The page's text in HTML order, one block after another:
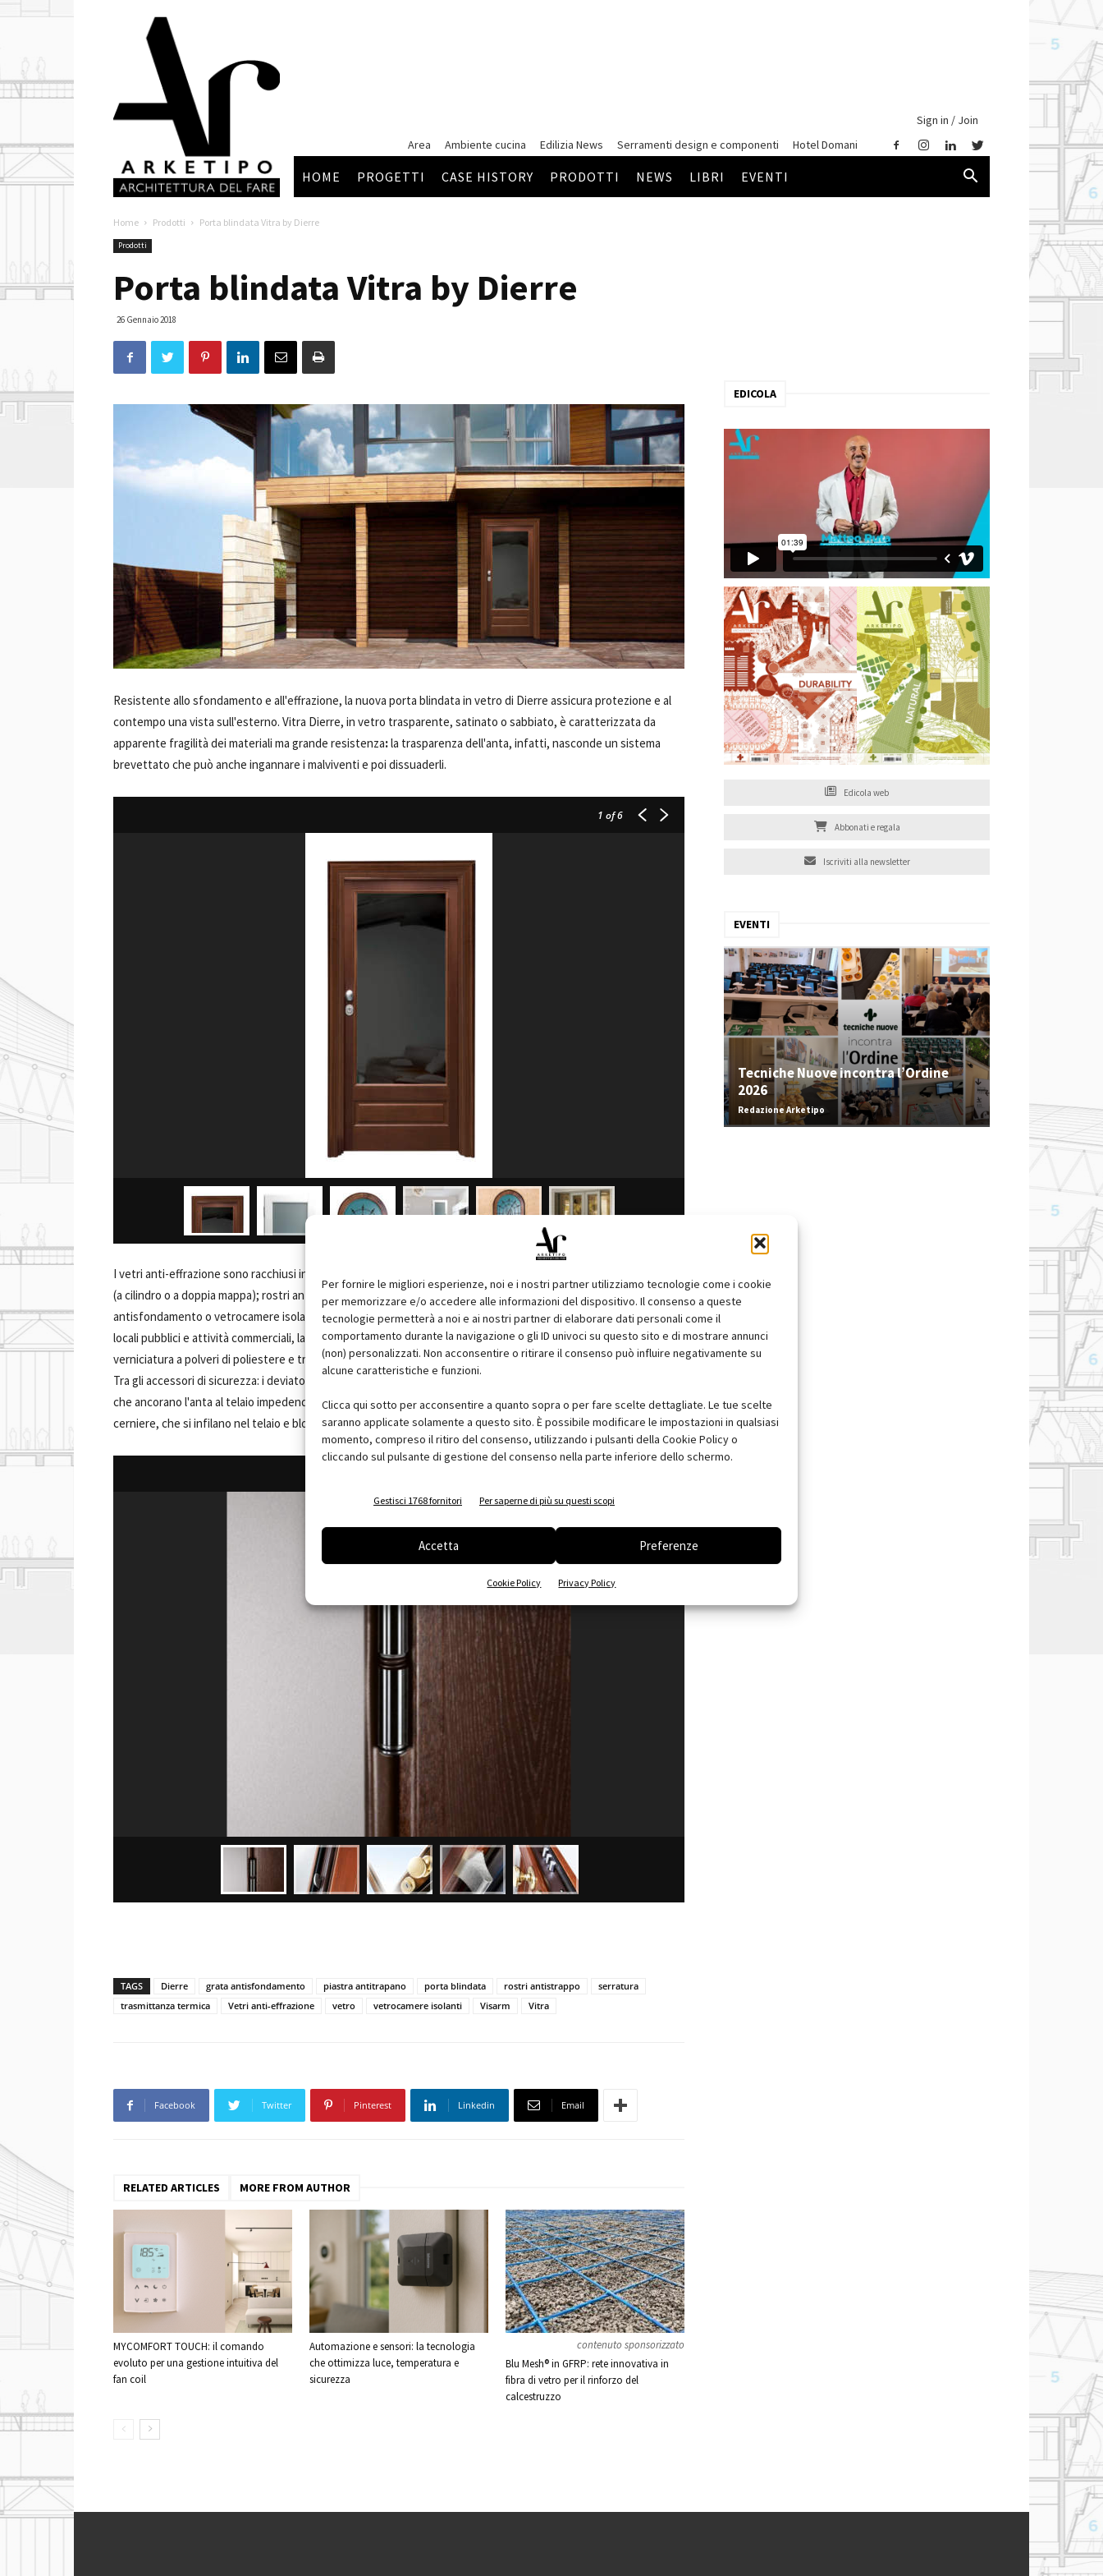
Per fornire le migliori esperienze, noi e i nostri partner utilizziamo tecnologie come i cookie
per memorizzare e/o accedere alle informazioni del dispositivo. Il consenso a queste
tecnologie permetterà a noi e ai nostri partner di elaborare dati personali come il
comportamento durante la navigazione o gli ID univoci su questo sito e di mostrare annunci
(non) personalizzati. Non acconsentire o ritirare il consenso può influire negativamente su
alcune caratteristiche e funzioni.
Clicca qui sotto per acconsentire a quanto sopra o per fare scelte dettagliate. Le tue scelte
saranno applicate solamente a questo sito. È possibile modificare le impostazioni in qualsiasi
momento, compreso il ritiro del consenso, utilizzando i pulsanti della Cookie Policy o
cliccando sul pulsante di gestione del consenso nella parte inferiore dello schermo.
Gestisci 1768 fornitori Per saperne di più su questi scopi
Accetta Preferenze
Cookie Policy Privacy Policy
Arketipo
Sign in / Join
Area
Ambiente cucina Edilizia News Serramenti design e componenti Hotel Domani
HOME PROGETTI CASE HISTORY PRODOTTI NEWS LIBRI EVENTI
Home Prodotti Porta blindata Vitra by Dierre
Prodotti
Porta blindata Vitra by Dierre
26 Gennaio 2018
Resistente allo sfondamento e all'effrazione, la nuova porta blindata in vetro di Dierre assicura protezione e al
contempo una vista sull'esterno. Vitra Dierre, in vetro trasparente, satinato o sabbiato, è caratterizzata da
apparente fragilità dei materiali ma grande resistenza:la trasparenza dell'anta, infatti, nasconde un sistema
brevettato che può anche ingannare i malviventi e poi dissuaderli.
1 of 6
I vetri anti-effrazione sono racchiusi in una scocca di acciaio con piastra antitrapano a protezione della serratura
(a cilindro o a doppia mappa); rostri antistrappo e altri speciali ancoraggi tra anta e telaio; vetri
Visarm
con grata
antisfondamento o vetrocamere isolanti a bassa trasmittanza termica. Ideale per l'ingresso sul giardino o per
locali pubblici e attività commerciali, la porta blindata Vitra Dierre è disponibile in tutte le colorazioni RAL con
verniciatura a polveri di poliestere e trattamento non inquinante per resistere negli anni agli agenti atmosferici.
Tra gli accessori di sicurezza: i deviatori a forma di uncino posizionati nella parte inferiore e superiore della porta
che ancorano l'anta al telaio impedendone lo strappo dall'esterno e i rostri fissi, collocati lungo i lati delle
cerniere, che si infilano nel telaio e bloccano la porta, impedendone lo scardinamento.
TAGS Dierre grata antisfondamento piastra antitrapano porta blindata rostri antistrappo
serratura
trasmittanza termica
Vetri anti-effrazione vetro vetrocamere isolanti Visarm Vitra
Facebook Twitter Pinterest Linkedin Email
RELATED ARTICLES MORE FROM AUTHOR
MYCOMFORT TOUCH: il comando
evoluto per una gestione intuitiva del
fan coil
Automazione e sensori: la tecnologia
che ottimizza luce, temperatura e
sicurezza
contenuto sponsorizzato
Blu Mesh® in GFRP: rete innovativa in
fibra di vetro per il rinforzo del
calcestruzzo
EDICOLA
Edicola web
Abbonati e regala
Iscriviti alla newsletter
EVENTI
Tecniche Nuove incontra l’Ordine
2026
Redazione Arketipo